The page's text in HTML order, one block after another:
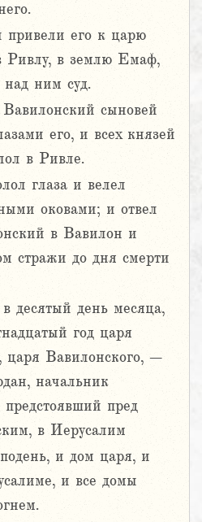
его к царю
Ривлу, в землю Емаф,
над ним суд.
сыновей
его, и всех князей
в Ривле.
глаза и велел
оковами; и отвел
в Вавилон и
стражи до дня смерти
десятый день месяца,
год царя
царя Вавилонского, –
начальник
предстоявший пред
в Иерусалим
и дом царя, и
и все домы